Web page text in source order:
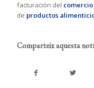
facturación del
de productos
Comparteix aquesta